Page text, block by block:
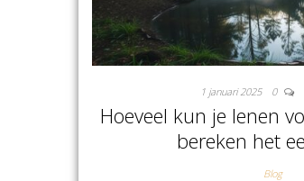
1 januari 2025 0
Hoeveel kun je lenen
bereken het
Blog